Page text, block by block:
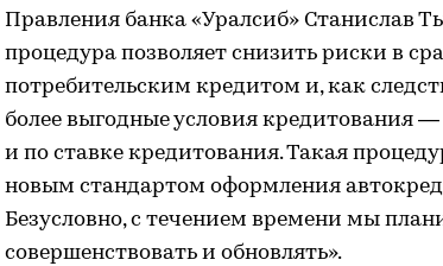
Правления банка «Уралсиб» Станислав
процедура позволяет снизить риски в
потребительским кредитом и, как
более выгодные условия кредитования
и по ставке кредитования. Такая
новым стандартом оформления
Безусловно, с течением времени мы
совершенствовать и обновлять».